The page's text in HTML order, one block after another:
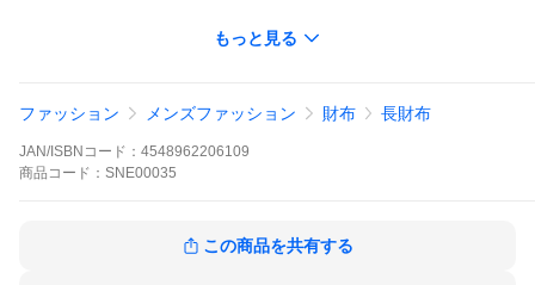
おしゃれ シンプル かっこいい 上品 大人 ラウンドファスナー カー
小銭入れあり カード カード収納 大きい 大きめ 経年変化 オシャレ
スナー式 SOS001A
もっと見る
ファッション メンズファッション 財布 長財布
JAN/ISBNコード： 4548962206109
商品 コード： SNE00035
この商品を共有する